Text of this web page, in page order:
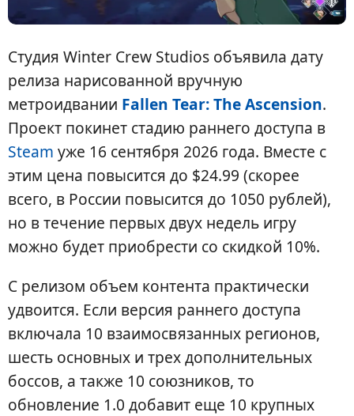
Студия Winter Crew Studios объявила дату
релиза нарисованной вручную
метроидвании Fallen Tear: The Ascension.
Проект покинет стадию раннего доступа в
Steam уже 16 сентября 2026 года. Вместе с
этим цена повысится до $24.99 (скорее
всего, в России повысится до 1050 рублей),
но в течение первых двух недель игру
можно будет приобрести со скидкой 10%.
С релизом объем контента практически
удвоится. Если версия раннего доступа
включала 10 взаимосвязанных регионов,
шесть основных и трех дополнительных
боссов, а также 10 союзников, то
обновление 1.0 добавит еще 10 крупных